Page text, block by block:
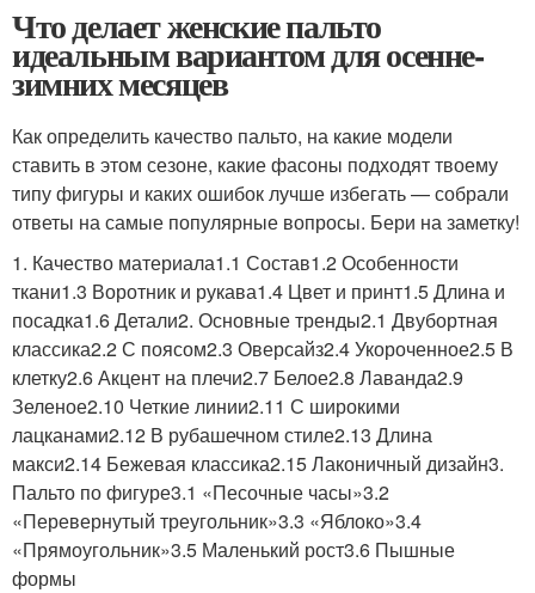
Что делает женские пальто
идеальным вариантом для осенне-
зимних месяцев
Как определить качество пальто, на какие модели
ставить в этом сезоне, какие фасоны подходят твоему
типу фигуры и каких ошибок лучше избегать — собрали
ответы на самые популярные вопросы. Бери на заметку!
1. Качество материала1.1 Состав1.2 Особенности
ткани1.3 Воротник и рукава1.4 Цвет и принт1.5 Длина и
посадка1.6 Детали2. Основные тренды2.1 Двубортная
классика2.2 С поясом2.3 Оверсайз2.4 Укороченное2.5 В
клетку2.6 Акцент на плечи2.7 Белое2.8 Лаванда2.9
Зеленое2.10 Четкие линии2.11 С широкими
лацканами2.12 В рубашечном стиле2.13 Длина
макси2.14 Бежевая классика2.15 Лаконичный дизайн3.
Пальто по фигуре3.1 «Песочные часы»3.2
«Перевернутый треугольник»3.3 «Яблоко»3.4
«Прямоугольник»3.5 Маленький рост3.6 Пышные
формы